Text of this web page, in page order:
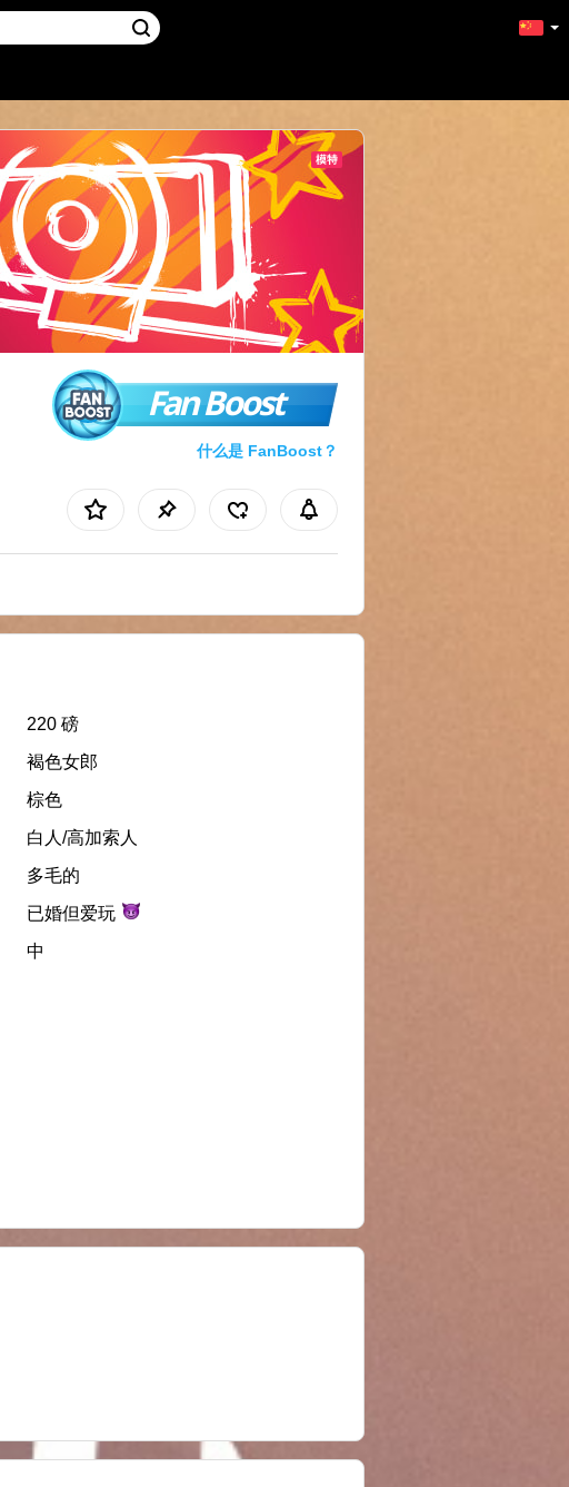
Fan Boost
什么是 FanBoost？
220 磅
褐色女郎
棕色
白人/高加索人
多毛的
已婚但爱玩
中